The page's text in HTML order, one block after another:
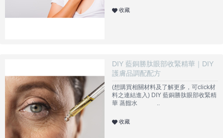
收藏
DIY 藍銅勝肽眼部收緊精華｜DIY
護膚品調配配方
(想購買相關材料及了解更多，可click材
料之連結進入) DIY 藍銅勝肽眼部收緊精
華 蒸餾水 ..
收藏